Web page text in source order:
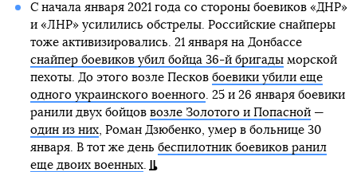
С начала января 2021 года со стороны боевиков «ДНР»
и «ЛНР» усилились обстрелы. Российские снайперы
тоже активизировались. 21 января на Донбассе
снайпер боевиков убил бойца 36-й бригадыморской
пехоты. До этого возле Песков боевики убили еще
одного украинского военного. 25 и 26 января боевики
ранили двух бойцов возле Золотого и Попасной—
один из них, Роман Дзюбенко, умер в больнице 30
января. В тот же день беспилотник боевиков ранил
еще двоих военных.